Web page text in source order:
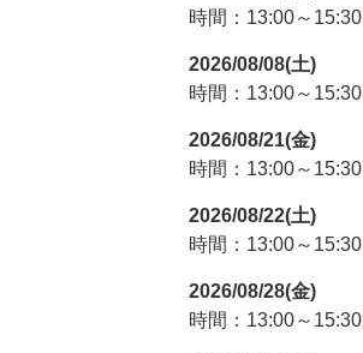
時間：13:00～15:30
2026/08/08(土)
時間：13:00～15:30
2026/08/21(金)
時間：13:00～15:30
2026/08/22(土)
時間：13:00～15:30
2026/08/28(金)
時間：13:00～15:30